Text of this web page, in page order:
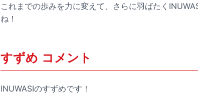
これまでの歩みを力に変えて、さらに羽ばたく
ね！
すずめ コメント
INUWASIのすずめです！